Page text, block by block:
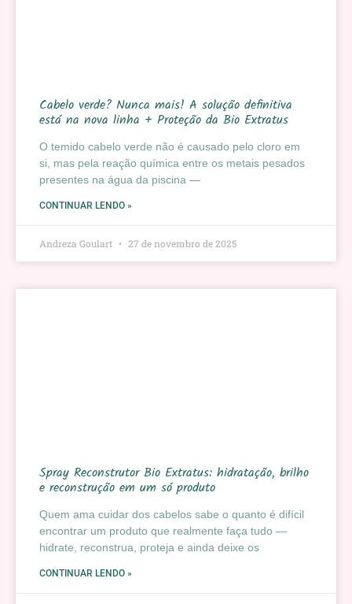
Cabelo verde? Nunca mais! A solução definitiva
está na nova linha + Proteção da Bio Extratus
O temido cabelo verde não é causado pelo cloro em
si, mas pela reação química entre os metais pesados
presentes na água da piscina —
CONTINUAR LENDO »
Andreza Goulart 27 de novembro de 2025
Spray Reconstrutor Bio Extratus: hidratação, brilho
e reconstrução em um só produto
Quem ama cuidar dos cabelos sabe o quanto é difícil
encontrar um produto que realmente faça tudo —
hidrate, reconstrua, proteja e ainda deixe os
CONTINUAR LENDO »